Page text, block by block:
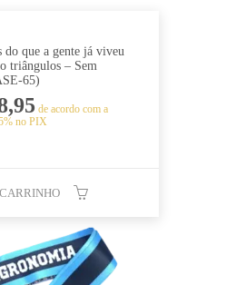
do que a gente já viveu
triângulos – Sem
65)
de acordo com a
no PIX